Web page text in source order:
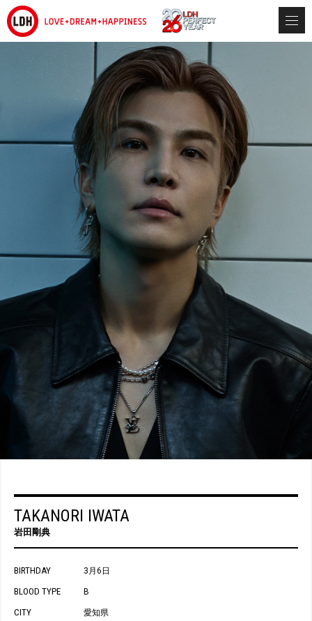
TAKANORI IWATA
岩田剛典
BIRTHDAY 3月6日
BLOOD TYPE B
CITY 愛知県